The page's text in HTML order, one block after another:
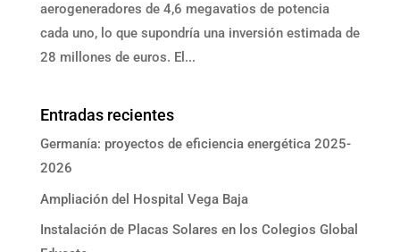
aerogeneradores de 4,6 megavatios de potencia
cada uno, lo que supondría una inversión estimada de
28 millones de euros. El...
Entradas recientes
Germanía: proyectos de eficiencia energética 2025-
2026
Ampliación del Hospital Vega Baja
Instalación de Placas Solares en los Colegios Global